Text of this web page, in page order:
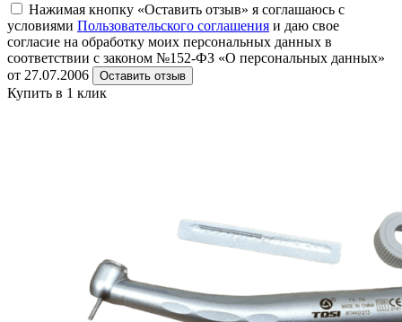
Нажимая кнопку «Оставить отзыв» я соглашаюсь с
условиями Пользовательского соглашения и даю свое
согласие на обработку моих персональных данных в
соответствии с законом №152-ФЗ «О персональных данных»
от 27.07.2006
Оставить отзыв
Купить в 1 клик